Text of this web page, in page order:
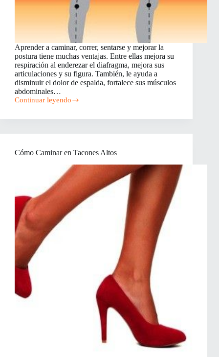
Aprender a caminar, correr, sentarse y mejorar la
postura tiene muchas ventajas. Entre ellas mejora su
respiración al enderezar el diafragma, mejora sus
articulaciones y su figura. También, le ayuda a
disminuir el dolor de espalda, fortalece sus músculos
abdominales…
Continuar leyendo
Cómo
la
Cómo Caminar en Tacones Altos